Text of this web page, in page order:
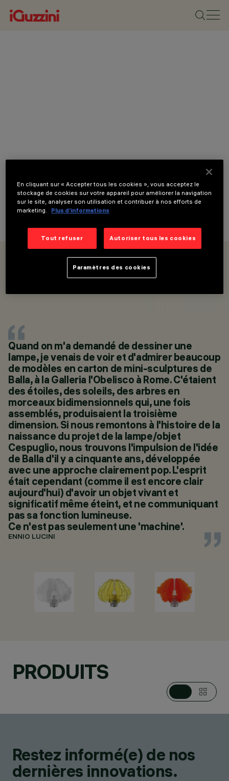
LAMPES DE TABLE ET
3
SHOP ONLINE
PRODUITS
Quand on m'a demandé de dessiner une
lampe, je venais de voir et d'admirer beaucoup
de modèles en carton de mini-sculptures de
Balla, à la Galleria l'Obelisco à Rome. C'étaient
des étoiles, des soleils, des arbres en
morceaux bidimensionnels qui, une fois
assemblés, produisaient la troisième
dimension. Si nous remontons à l'histoire de la
naissance du projet de la lampe/objet
Cespuglio, nous trouvons l'impulsion de l'idée
de Balla d'il y a cinquante ans, développée
avec une approche clairement pop. L'esprit
était cependant (comme il est encore clair
aujourd'hui) d'avoir un objet vivant et
significatif même éteint, et ne communiquant
pas sa fonction lumineuse.
Ce n'est pas seulement une 'machine'.
ENNIO LUCINI
PRODUITS
Restez informé(e) de nos
dernières innovations.
En cliquant sur « Accepter tous les cookies », vous acceptez le
stockage de cookies sur votre appareil pour améliorer la navigation
sur le site, analyser son utilisation et contribuer à nos efforts de
marketing.
Plus d’informations
Tout refuser Autoriser tous les cookies
Paramètres des cookies